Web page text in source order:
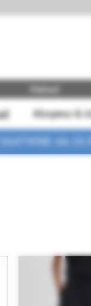
Aluspesu &
Mehed
SAATMINE üle